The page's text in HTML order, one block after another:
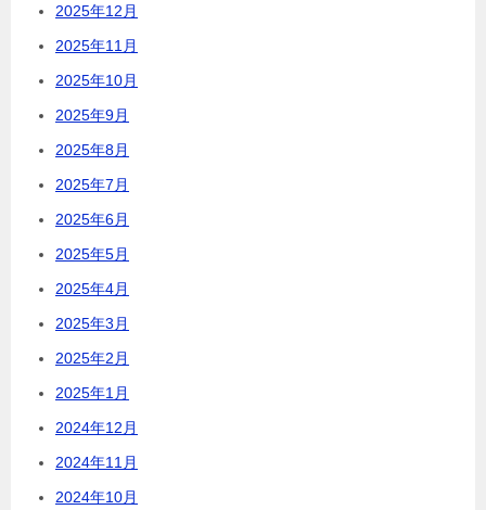
2025年12月
2025年11月
2025年10月
2025年9月
2025年8月
2025年7月
2025年6月
2025年5月
2025年4月
2025年3月
2025年2月
2025年1月
2024年12月
2024年11月
2024年10月